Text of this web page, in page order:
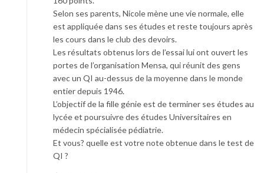
Selon ses parents, Nicole mène une vie normale, elle
est appliquée dans ses études et reste toujours après
les cours dans le club des devoirs.
Les résultats obtenus lors de l’essai lui ont ouvert les
portes de l’organisation Mensa, qui réunit des gens
avec un QI au-dessus de la moyenne dans le monde
entier depuis 1946.
L’objectif de la fille génie est de terminer ses études au
lycée et poursuivre des études Universitaires en
médecin spécialisée pédiatrie.
Et vous? quelle est votre note obtenue dans le test de
QI ?